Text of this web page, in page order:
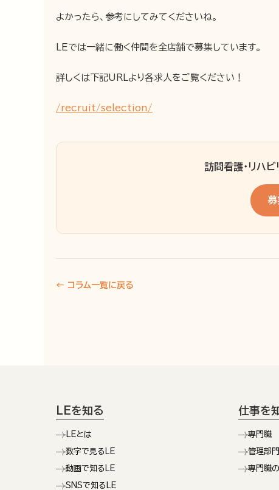
よかったら、参考にしてみてくださいね。
LEでは一緒に働く仲間を全店舗で募集しています。
詳しくは下記URLより各求人をご覧ください！
/recruit/selection/
訪問看護・リハ
募
← コラム一覧に戻る
LEを知る
LEとは
数字で見るLE
動画で知るLE
SNSで知るLE
仕事を
専門職
管理部門
専門職